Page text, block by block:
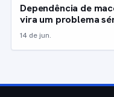
Dependência de
vira um problema
14 de jun.